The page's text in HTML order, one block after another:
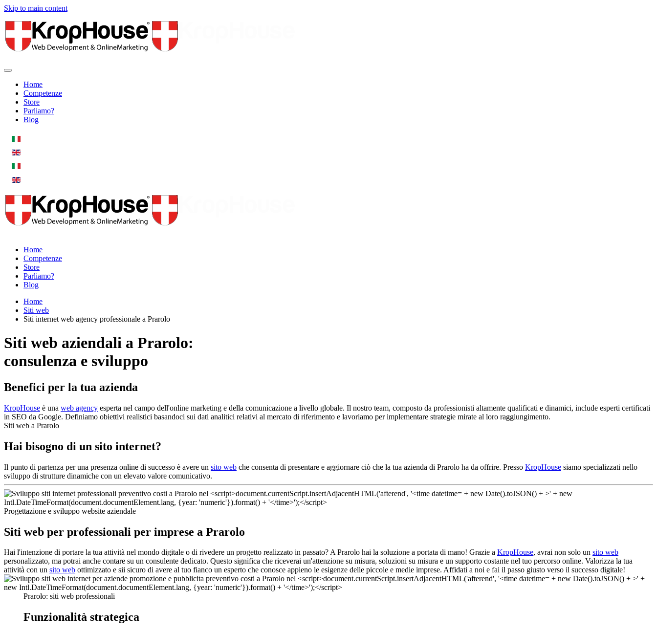
Skip to main content
Home
Competenze
Store
Parliamo?
Blog
Home
Competenze
Store
Parliamo?
Blog
Home
Siti web
Siti internet web agency professionale a Prarolo
Siti web aziendali a Prarolo:
consulenza e sviluppo
Benefici per la tua azienda
KropHouse è una web agency esperta nel campo dell'online marketing e della comunicazione a livello globale. Il nostro team, composto da professionisti altamente qualificati e dinamici, include esperti certificati
in SEO da Google. Definiamo obiettivi realistici basandoci sui dati analitici relativi al mercato di riferimento e lavoriamo per implementare strategie mirate al loro raggiungimento.
Siti web a Prarolo
Hai bisogno di un sito internet?
Il punto di partenza per una presenza online di successo è avere un sito web che consenta di presentare e aggiornare ciò che la tua azienda di Prarolo ha da offrire. Presso KropHouse siamo specializzati nello
sviluppo di strutture dinamiche con un elevato valore comunicativo.
Progettazione e sviluppo website aziendale
Siti web per professionali per imprese a Prarolo
Hai l'intenzione di portare la tua attività nel mondo digitale o di rivedere un progetto realizzato in passato? A Prarolo hai la soluzione a portata di mano! Grazie a KropHouse, avrai non solo un sito web
personalizzato, ma potrai anche contare su un consulente dedicato. Questo significa che riceverai un'attenzione su misura, soluzioni su misura e un supporto costante nel tuo percorso online. Valorizza la tua
attività con un sito web ottimizzato e sii sicuro di avere al tuo fianco un esperto che conosce appieno le esigenze delle piccole e medie imprese. Affidati a noi e fai il passo giusto verso il successo digitale!
Prarolo: siti web professionali
Funzionalità strategica